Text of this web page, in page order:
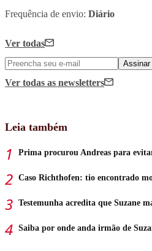
Frequência de envio: Diário
Ver todas
Assinar
Ver todas as newsletters
Leia também
Prima procurou Andreas para
Caso Richthofen: tio encontrado
Testemunha acredita que Suzane
Saiba por onde anda irmão de